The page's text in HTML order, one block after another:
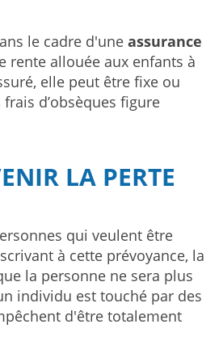
le cadre d'une assurance
rente allouée aux enfants à
elle peut être fixe ou
d’obsèques figure
LA PERTE
qui veulent être
à cette prévoyance, la
la personne ne sera plus
individu est touché par des
d'être totalement